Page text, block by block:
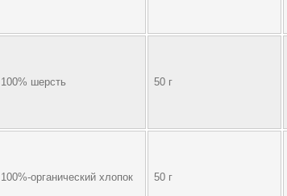
100% шерсть 50 г
100%-органический хлопок 50 г